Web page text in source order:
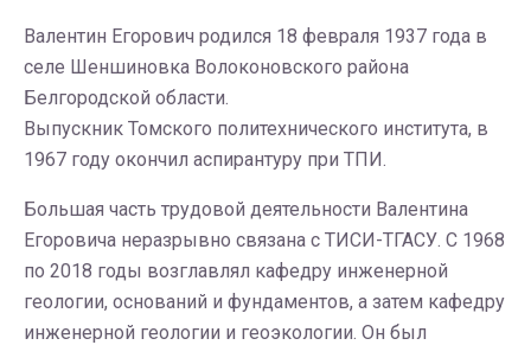
Валентин Егорович родился 18 февраля 1937 года в
селе Шеншиновка Волоконовского района
Белгородской области.
Выпускник Томского политехнического института, в
1967 году окончил аспирантуру при ТПИ.
Большая часть трудовой деятельности Валентина
Егоровича неразрывно связана с ТИСИ-ТГАСУ. С 1968
по 2018 годы возглавлял кафедру инженерной
геологии, оснований и фундаментов, а затем кафедру
инженерной геологии и геоэкологии. Он был